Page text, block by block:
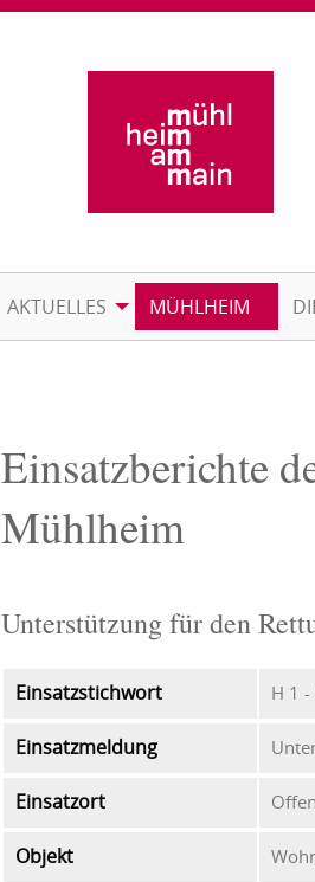
AKTUELLES MÜHLHEIM
Einsatzberichte
Mühlheim
Unterstützung für den
Einsatzstichwort H 1
Einsatzmeldung
Einsatzort
Objekt